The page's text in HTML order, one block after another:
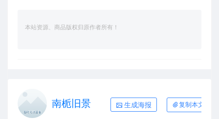
本站资源、商品版权归原作者所有！
南栀旧景 生成海报 复制本文链接